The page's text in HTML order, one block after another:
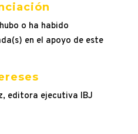
o ha habido
en el apoyo de este
editora ejecutiva IBJ